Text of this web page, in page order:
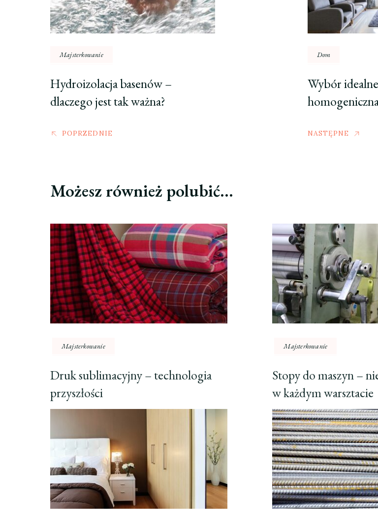
Majsterkowanie
Hydroizolacja basenów –
dlaczego jest tak ważna?
POPRZEDNIE
Dom
Wybór
NASTĘPNE
Możesz również polubić…
Majsterkowanie
Druk sublimacyjny – technologia
przyszłości
Majsterkowanie
Stopy do maszyn –
w każdym warsztacie